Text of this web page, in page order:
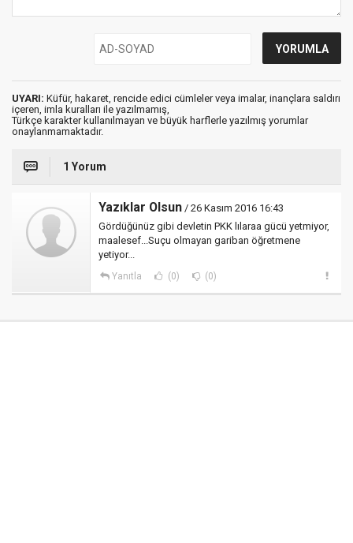
UYARI: Küfür, hakaret, rencide edici cümleler veya imalar, inançlara saldırı
içeren, imla kuralları ile yazılmamış,
Türkçe karakter kullanılmayan ve büyük harflerle yazılmış yorumlar
onaylanmamaktadır.
1 Yorum
Yazıklar Olsun / 26 Kasım 2016 16:43
Gördüğünüz gibi devletin PKK lılaraa gücü yetmiyor,
maalesef...Suçu olmayan gariban öğretmene
yetiyor...
Yanıtla (0) (0)